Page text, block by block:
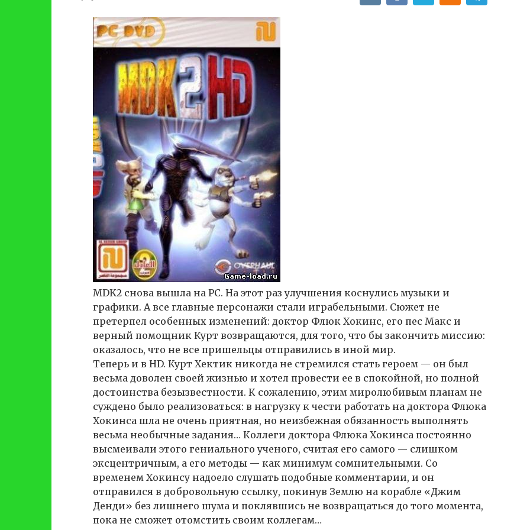
MDK2 снова вышла на PC. На этот раз улучшения коснулись музыки и
графики. А все главные персонажи стали играбельными. Сюжет не
претерпел особенных изменений: доктор Флюк Хокинс, его пес Макс и
верный помощник Курт возвращаются, для того, что бы закончить миссию:
оказалось, что не все пришельцы отправились в иной мир.
Теперь и в HD. Курт Хектик никогда не стремился стать героем — он был
весьма доволен своей жизнью и хотел провести ее в спокойной, но полной
достоинства безызвестности. К сожалению, этим миролюбивым планам не
суждено было реализоваться: в нагрузку к чести работать на доктора Флюка
Хокинса шла не очень приятная, но неизбежная обязанность выполнять
весьма необычные задания… Коллеги доктора Флюка Хокинса постоянно
высмеивали этого гениального ученого, считая его самого — слишком
эксцентричным, а его методы — как минимум сомнительными. Со
временем Хокинсу надоело слушать подобные комментарии, и он
отправился в добровольную ссылку, покинув Землю на корабле «Джим
Денди» без лишнего шума и поклявшись не возвращаться до того момента,
пока не сможет отомстить своим коллегам…